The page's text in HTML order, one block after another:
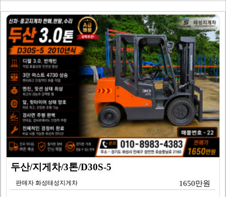
두산/지게차/3톤/D30S-5
판매자 화성태성지게차 1650만원